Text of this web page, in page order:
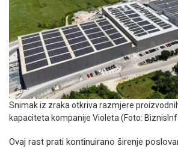
Snimak iz zraka otkriva razmjere
kapaciteta kompanije Violeta (Foto:
Ovaj rast prati kontinuirano širenje